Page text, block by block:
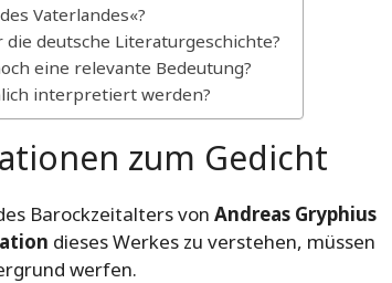
Vaterlandes«?
deutsche Literaturgeschichte?
eine relevante Bedeutung?
interpretiert werden?
zum Gedicht
Barockzeitalters von Andreas Gryphius
dieses Werkes zu verstehen, müssen
werfen.